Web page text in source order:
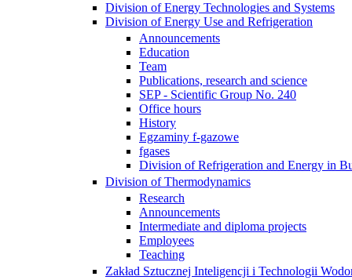
Division of Energy Technologies and Systems
Division of Energy Use and Refrigeration
Announcements
Education
Team
Publications, research and science
SEP - Scientific Group No. 240
Office hours
History
Egzaminy f-gazowe
fgases
Division of Refrigeration and Energy in
Division of Thermodynamics
Research
Announcements
Intermediate and diploma projects
Employees
Teaching
Zakład Sztucznej Inteligencji i Technologii